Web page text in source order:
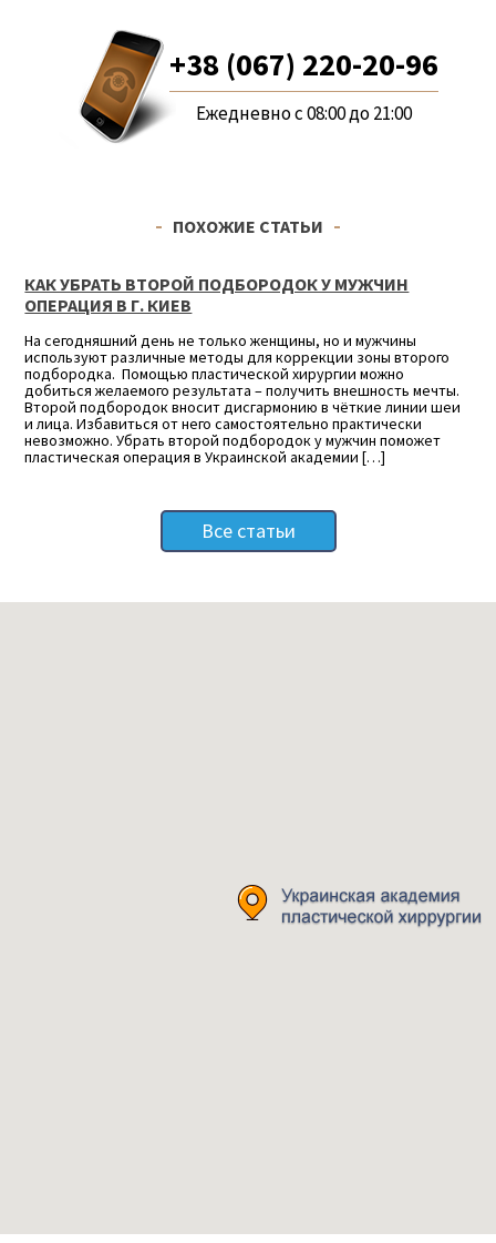
+38 (067) 220-20-96
Ежедневно с 08:00 до 21:00
ПОХОЖИЕ СТАТЬИ
КАК УБРАТЬ ВТОРОЙ ПОДБОРОДОК У МУЖЧИН
ОПЕРАЦИЯ В Г. КИЕВ
На сегодняшний день не только женщины, но и мужчины
используют различные методы для коррекции зоны второго
подбородка. Помощью пластической хирургии можно
добиться желаемого результата – получить внешность мечты.
Второй подбородок вносит дисгармонию в чёткие линии шеи
и лица. Избавиться от него самостоятельно практически
невозможно. Убрать второй подбородок у мужчин поможет
пластическая операция в Украинской академии […]
Все статьи